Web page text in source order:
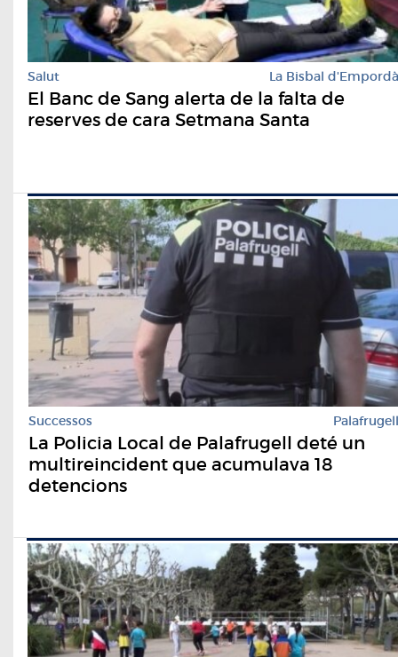
Salut La Bisbal d'Empordà
El Banc de Sang alerta de la falta de
reserves de cara Setmana Santa
Successos Palafrugell
La Policia Local de Palafrugell deté un
multireincident que acumulava 18
detencions